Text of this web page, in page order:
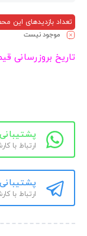
تعداد بازدیدهای این محصول در 24
موجود نیست
تاریخ بروزرسانی
ارتباط با
ارتباط با